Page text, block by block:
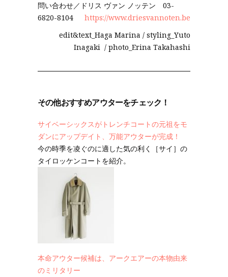
問い合わせ／ドリス ヴァン ノッテン 03-
6820-8104
https://www.driesvannoten.be
edit&text_Haga Marina / styling_Yuto
Inagaki / photo_Erina Takahashi
その他おすすめアウターをチェック！
サイベーシックスがトレンチコートの元祖をモ
ダンにアップデイト、万能アウターが完成！
今の時季を凌ぐのに適した気の利く［サイ］の
タイロッケンコートを紹介。
本命アウター候補は、アークエアーの本物由来
のミリタリー